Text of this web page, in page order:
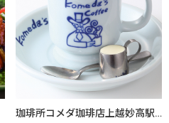
珈琲所コメダ珈琲店上越妙高駅前店